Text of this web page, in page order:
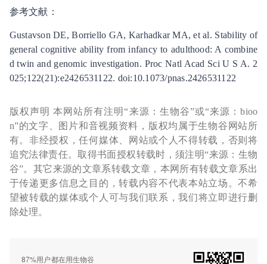
参考文献：
Gustavson DE, Borriello GA, Karhadkar MA, et al. Stability of
general cognitive ability from infancy to adulthood: A combine
d twin and genomic investigation. Proc Natl Acad Sci U S A. 2
025;122(21):e2426531122. doi:10.1073/pnas.2426531122
版权声明 本网站所有注明“来源：生物谷”或“来源：bioo
n”的文字、图片和音视频资料，版权均属于生物谷网站所
有。非经授权，任何媒体、网站或个人不得转载，否则将
追究法律责任。取得书面授权转载时，须注明“来源：生物
谷”。其它来源的文章系转载文章，本网所有转载文章系出
于传递更多信息之目的，转载内容不代表本站立场。不希
望被转载的媒体或个人可与我们联系，我们将立即进行删
除处理。
87%用户都在用生物谷